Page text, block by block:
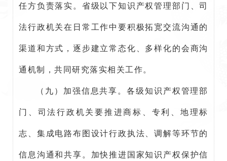
任方负责落实。省级以下知识产权管理部门、司
法行政机关在日常工作中要积极拓宽交流沟通的
渠道和方式，逐步建立常态化、多样化的会商沟
通机制，共同研究落实相关工作。
（九）加强信息共享。各级知识产权管理部
门、司法行政机关要推进商标、专利、地理标
志、集成电路布图设计行政执法、调解等环节的
信息沟通和共享。加快推进国家知识产权保护信